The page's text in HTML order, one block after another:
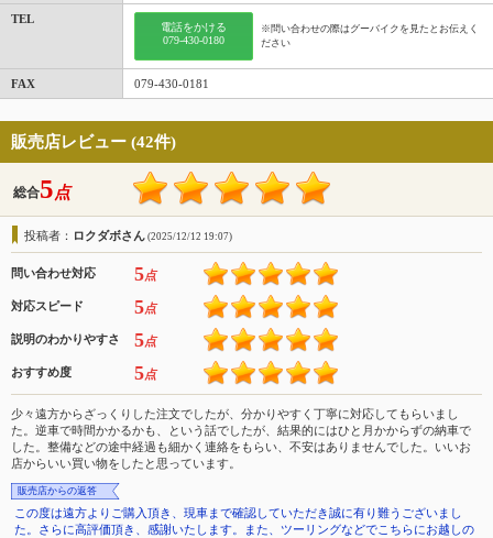
TEL
電話をかける
079-430-0180
※問い合わせの際はグーバイクを見たとお伝えく
ださい
FAX 079-430-0181
販売店レビュー (42件)
総合5点
投稿者： ロクダボさん (2025/12/12 19:07)
問い合わせ対応 5点
対応スピード 5点
説明のわかりやすさ 5点
おすすめ度 5点
少々遠方からざっくりした注文でしたが、分かりやすく丁寧に対応してもらいまし
た。逆車で時間かかるかも、という話でしたが、結果的にはひと月かからずの納車で
した。整備などの途中経過も細かく連絡をもらい、不安はありませんでした。いいお
店からいい買い物をしたと思っています。
販売店からの返答
この度は遠方よりご購入頂き、現車まで確認していただき誠に有り難うございまし
た。さらに高評価頂き、感謝いたします。また、ツーリングなどでこちらにお越しの